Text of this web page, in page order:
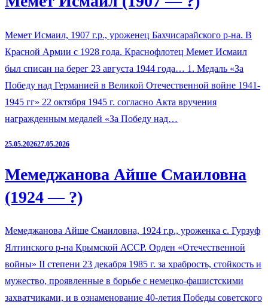
Мемет Исмаил, 1907 г.р., уроженец Бахчисарайского р-на. В
Красной Армии с 1928 года. Краснофлотец Мемет Исмаил
был списан на берег 23 августа 1944 года… 1. Медаль «За
Победу над Германией в Великой Отечественной войне 1941-
1945 гг» 22 октября 1945 г. согласно Акта вручения
награжденным медалей «За Победу над…
25.05.202627.05.2026
Мемеджанова Айше Смаиловна
(1924 — ?)
Мемеджанова Айше Смаиловна, 1924 г.р., уроженка с. Гурзуф
Ялтинского р-на Крымской АССР. Орден «Отечественной
войны» II степени 23 декабря 1985 г. за храбрость, стойкость и
мужество, проявленные в борьбе с немецко-фашистскими
захватчиками, и в ознаменование 40-летия Победы советского